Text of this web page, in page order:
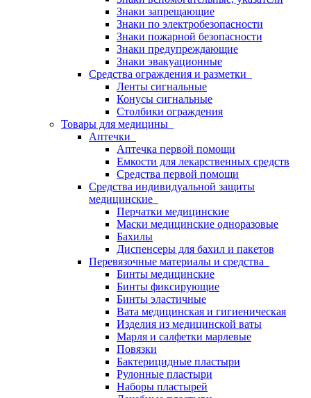
Знаки запрещающие
Знаки по электробезопасности
Знаки пожарной безопасности
Знаки предупреждающие
Знаки эвакуационные
Средства ограждения и разметки
Ленты сигнальные
Конусы сигнальные
Столбики ограждения
Товары для медицины
Аптечки
Аптечка первой помощи
Емкости для лекарственных средств
Средства первой помощи
Средства индивидуальной защиты
медицинские
Перчатки медицинские
Маски медицинские одноразовые
Бахилы
Диспенсеры для бахил и пакетов
Перевязочные материалы и средства
Бинты медицинские
Бинты фиксирующие
Бинты эластичные
Вата медицинская и гигиеническая
Изделия из медицинской ваты
Марля и салфетки марлевые
Повязки
Бактерицидные пластыри
Рулонные пластыри
Наборы пластырей